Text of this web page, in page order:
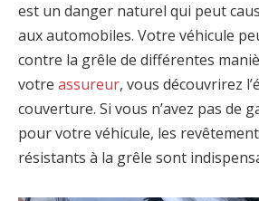
est un danger naturel qui peut
aux automobiles. Votre véhicule
contre la grêle de différentes
votre assureur, vous découvrirez
couverture. Si vous n’avez pas de
pour votre véhicule, les
résistants à la grêle sont